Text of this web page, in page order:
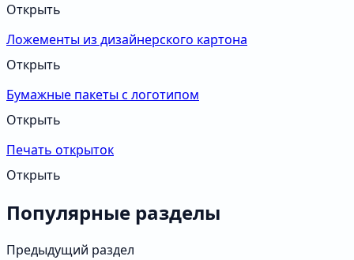
Открыть
Ложементы из дизайнерского картона
Открыть
Бумажные пакеты с логотипом
Открыть
Печать открыток
Открыть
Популярные разделы
Предыдущий раздел